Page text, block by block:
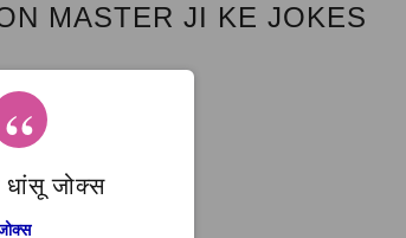
MASTER JI KE JOKES
धांसू जोक्स